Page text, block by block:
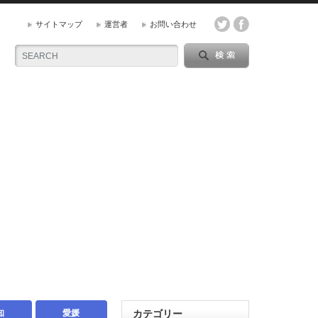
サイトマップ 運営者 お問い合わせ
愛媛 カテゴリー